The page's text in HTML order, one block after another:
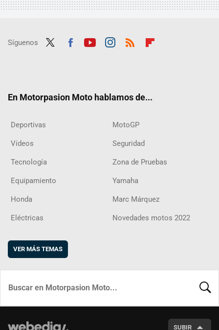
Síguenos
En Motorpasion Moto hablamos de...
Deportivas MotoGP
Vídeos Seguridad
Tecnología Zona de Pruebas
Equipamiento Yamaha
Honda Marc Márquez
Eléctricas Novedades motos 2022
VER MÁS TEMAS
SUBIR